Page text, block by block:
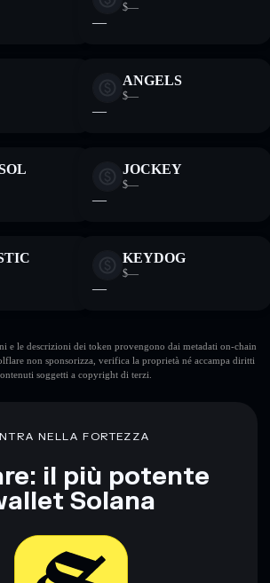
$—
—
ANGELS
$—
—
JOCKEY
$—
—
KEYDOG
$—
—
e le descrizioni dei token provengono dai metadati on-chain
non sponsorizza, verifica la proprietà né accampa diritti
soggetti a copyright di terzi.
NELLA FORTEZZA
il più potente
Solana